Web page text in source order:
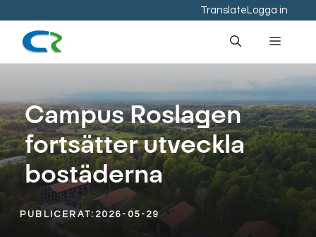
innehåll
Translate Logga in
Meny
Campus Roslagen
fortsätter utveckla
bostäderna
PUBLICERAT:2026-05-29